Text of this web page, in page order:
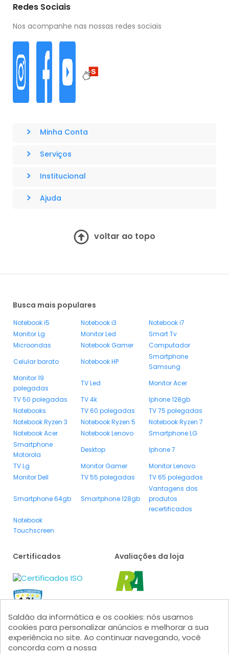
Redes Sociais
Nos acompanhe nas nossas redes sociais
> Minha Conta
> Serviços
> Institucional
> Ajuda
voltar ao topo
Busca mais populares
Notebook i5 Notebook i3
Notebook i7
Monitor Lg
Monitor Led
Smart Tv
Microondas
Notebook Gamer
Computador
Celular barato
Notebook HP
Smartphone
Samsung
Monitor 19
polegadas
TV Led
Monitor Acer
TV 50 polegadas
TV 4k
Iphone 128gb
Notebooks
TV 60 polegadas
TV 75 polegadas
Notebook Ryzen 3
Notebook Ryzen 5
Notebook Ryzen 7
Notebook Acer
Notebook Lenovo
Smartphone LG
Smartphone
Motorola
Desktop
Iphone 7
TV Lg
Monitor Gamer
Monitor Lenovo
Monitor Dell
TV 55 polegadas TV 65 polegadas
Smartphone 64gb Smartphone 128gb
Vantagens dos
produtos
recertificados
Notebook
Touchscreen
Certificados Avaliações da loja
Saldão da informática e os cookies: nós usamos
cookies para personalizar anúncios e melhorar a sua
experiência no site. Ao continuar navegando, você
concorda com a nossa